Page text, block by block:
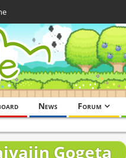
News Forum
Gogeta